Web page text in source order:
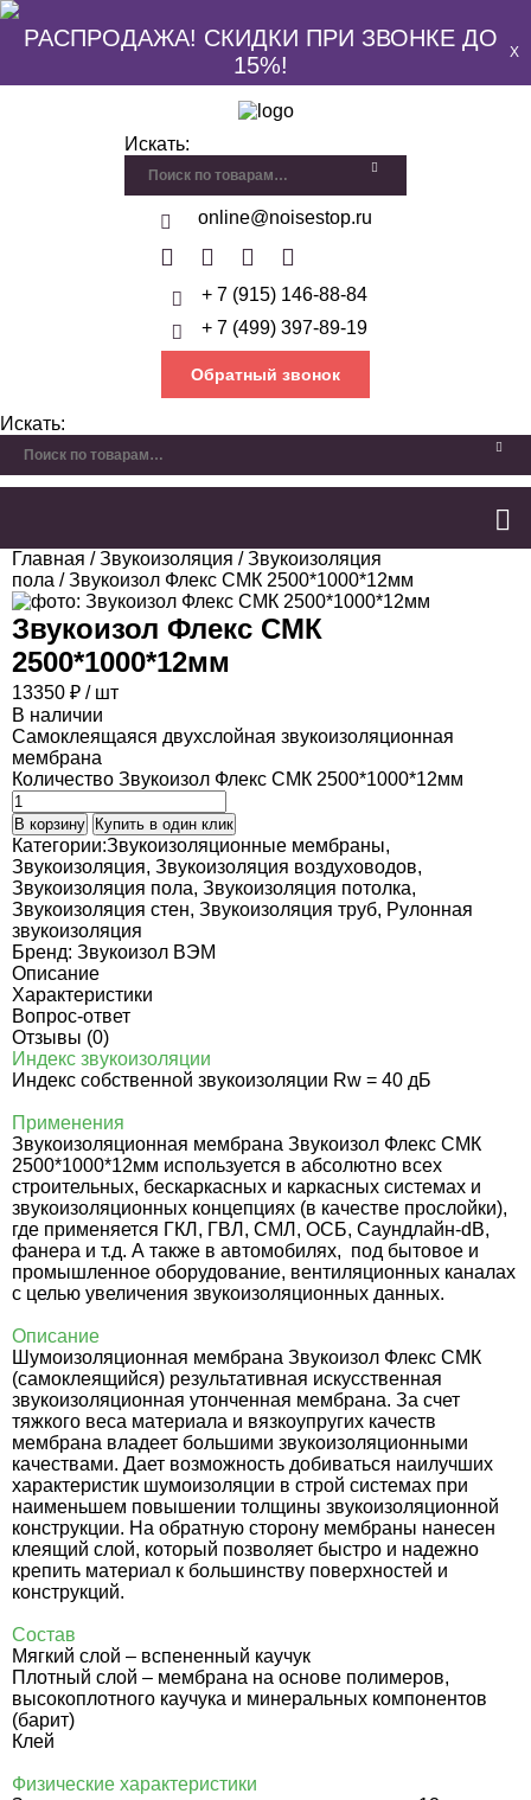
РАСПРОДАЖА! СКИДКИ ПРИ ЗВОНКЕ ДО
15%!
X
Искать:
online@noisestop.ru
+ 7 (915) 146-88-84
+ 7 (499) 397-89-19
Обратный звонок
Искать:
Главная /Звукоизоляция /Звукоизоляция
пола / Звукоизол Флекс СМК 2500*1000*12мм
Звукоизол Флекс СМК
2500*1000*12мм
13350 ₽ / шт
В наличии
Самоклеящаяся двухслойная звукоизоляционная
мембрана
Количество Звукоизол Флекс СМК 2500*1000*12мм
В корзину Купить в один клик
Категории:Звукоизоляционные мембраны,
Звукоизоляция, Звукоизоляция воздуховодов,
Звукоизоляция пола, Звукоизоляция потолка,
Звукоизоляция стен, Звукоизоляция труб, Рулонная
звукоизоляция
Бренд: Звукоизол ВЭМ
Описание
Характеристики
Вопрос-ответ
Отзывы (0)
Индекс звукоизоляции
Индекс собственной звукоизоляции Rw = 40 дБ
Применения
Звукоизоляционная мембрана Звукоизол Флекс СМК
2500*1000*12мм используется в абсолютно всех
строительных, бескаркасных и каркасных системах и
звукоизоляционных концепциях (в качестве прослойки),
где применяется ГКЛ, ГВЛ, СМЛ, ОСБ, Саундлайн-dB,
фанера и т.д. А также в автомобилях, под бытовое и
промышленное оборудование, вентиляционных каналах
с целью увеличения звукоизоляционных данных.
Описание
Шумоизоляционная мембрана Звукоизол Флекс СМК
(самоклеящийся) результативная искусственная
звукоизоляционная утонченная мембрана. За счет
тяжкого веса материала и вязкоупругих качеств
мембрана владеет большими звукоизоляционными
качествами. Дает возможность добиваться наилучших
характеристик шумоизоляции в строй системах при
наименьшем повышении толщины звукоизоляционной
конструкции. На обратную сторону мембраны нанесен
клеящий слой, который позволяет быстро и надежно
крепить материал к большинству поверхностей и
конструкций.
Состав
Мягкий слой – вспененный каучук
Плотный слой – мембрана на основе полимеров,
высокоплотного каучука и минеральных компонентов
(барит)
Клей
Физические характеристики